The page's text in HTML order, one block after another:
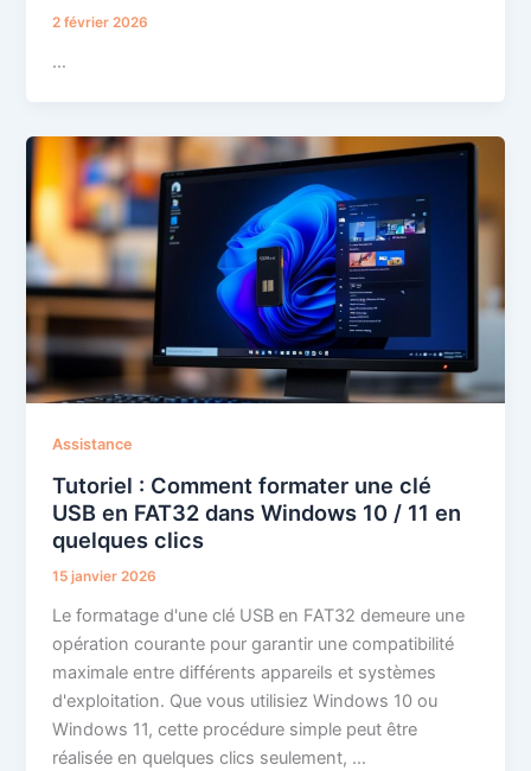
2 février 2026
…
Assistance
Tutoriel : Comment formater une clé
USB en FAT32 dans Windows 10 / 11 en
quelques clics
15 janvier 2026
Le formatage d'une clé USB en FAT32 demeure une
opération courante pour garantir une compatibilité
maximale entre différents appareils et systèmes
d'exploitation. Que vous utilisiez Windows 10 ou
Windows 11, cette procédure simple peut être
réalisée en quelques clics seulement, …